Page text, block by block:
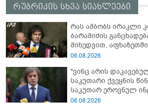
რუბრიკის სხვა სიახლეები
რას ამბობს ირაკლი
ბარამიძის
მიხედვით,
„ჩვენებს ტყვეები არ
06.08.2026
"ვინც არის
საკუთარი ქვეყნის
საკუთარ ეროვნულ
უპირისპირდება,
06.08.2026